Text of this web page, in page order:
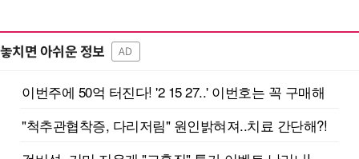
놓치면 아쉬운 정보 AD